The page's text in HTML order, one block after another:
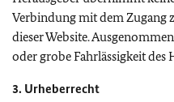
Verbindung mit dem Zugang
dieser Website.
oder grobe Fahrlässigkeit des
3. Urheberrecht